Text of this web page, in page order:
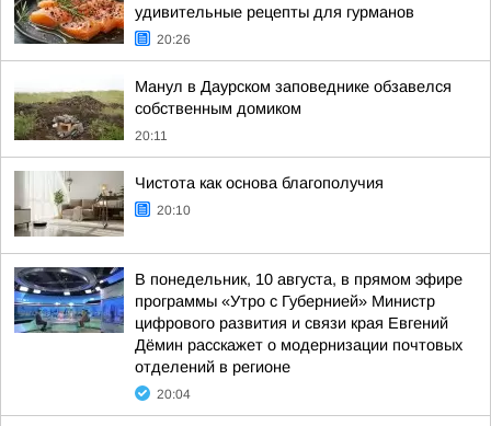
удивительные рецепты для гурманов
20:26
Манул в Даурском заповеднике обзавелся
собственным домиком
20:11
Чистота как основа благополучия
20:10
В понедельник, 10 августа, в прямом эфире
программы «Утро с Губернией» Министр
цифрового развития и связи края Евгений
Дёмин расскажет о модернизации почтовых
отделений в регионе
20:04